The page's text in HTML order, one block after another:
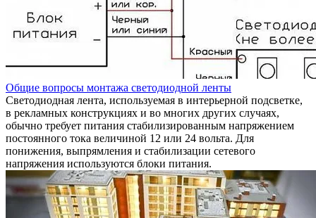
Общие вопросы монтажа светодиодной ленты
Светодиодная лента, используемая в интерьерной подсветке,
в рекламных конструкциях и во многих других случаях,
обычно требует питания стабилизированным напряжением
постоянного тока величиной 12 или 24 вольта. Для
понижения, выпрямления и стабилизации сетевого
напряжения используются блоки питания.